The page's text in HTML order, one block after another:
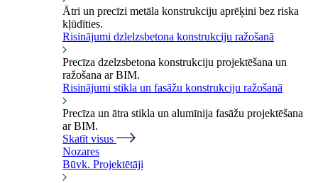
Ātri un precīzi metāla konstrukciju aprēķini bez riska
kļūdīties.
Risinājumi dzlelzsbetona konstrukciju ražošanā
Precīza dzelzsbetona konstrukciju projektēšana un
ražošana ar BIM.
Risinājumi stikla un fasāžu konstrukciju ražošanā
Precīza un ātra stikla un alumīnija fasāžu projektēšana
ar BIM.
Skatīt visus
Nozares
Būvk. Projektētāji